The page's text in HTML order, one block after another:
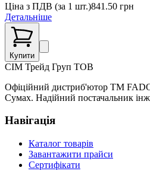
Ціна з ПДВ (за 1 шт.)841.50 грн
Детальніше
Купити
СІМ Трейд Груп ТОВ
Офіційний дистриб'ютор ТМ FADO
Сумах. Надійний постачальник
Навігація
Каталог товарів
Завантажити прайси
Сертифікати